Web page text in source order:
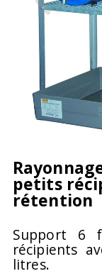
petits
rétention
Support 6
récipients
litres.